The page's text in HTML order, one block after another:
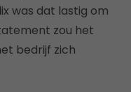
was dat lastig om
zou het
bedrijf zich